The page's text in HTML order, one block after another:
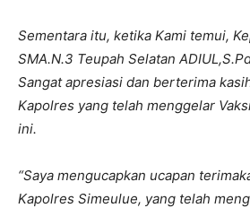
Sementara itu, ketika Kami temui,
SMA.N.3 Teupah Selatan
Sangat apresiasi dan berterima
Kapolres yang telah menggelar
ini.
“Saya mengucapkan ucapan
Kapolres Simeulue, yang telah